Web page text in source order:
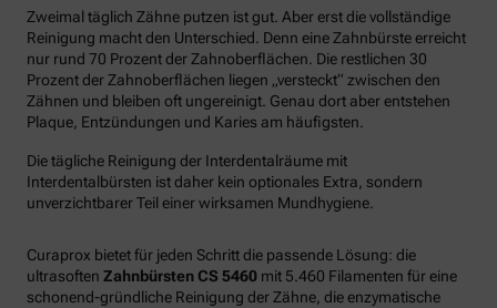
Zweimal täglich Zähne putzen ist gut. Aber erst die vollständige
Reinigung macht den Unterschied. Denn eine Zahnbürste erreicht
nur rund 70 Prozent der Zahnoberflächen. Die restlichen 30
Prozent der Zahnoberflächen liegen „versteckt“ zwischen den
Zähnen und bleiben oft ungereinigt. Genau dort aber entstehen
Plaque, Entzündungen und Karies am häufigsten.
Die tägliche Reinigung der Interdentalräume mit
Interdentalbürsten ist daher kein optionales Extra, sondern
unverzichtbarer Teil einer wirksamen Mundhygiene.
Curaprox bietet für jeden Schritt die passende Lösung: die
ultrasoften Zahnbürsten CS 5460 mit 5.460 Filamenten für eine
schonend-gründliche Reinigung der Zähne, die enzymatische